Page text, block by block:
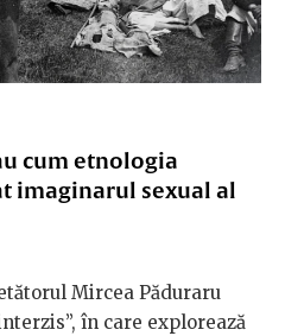
cum etnologia
imaginarul sexual al
Mircea Păduraru
în care explorează